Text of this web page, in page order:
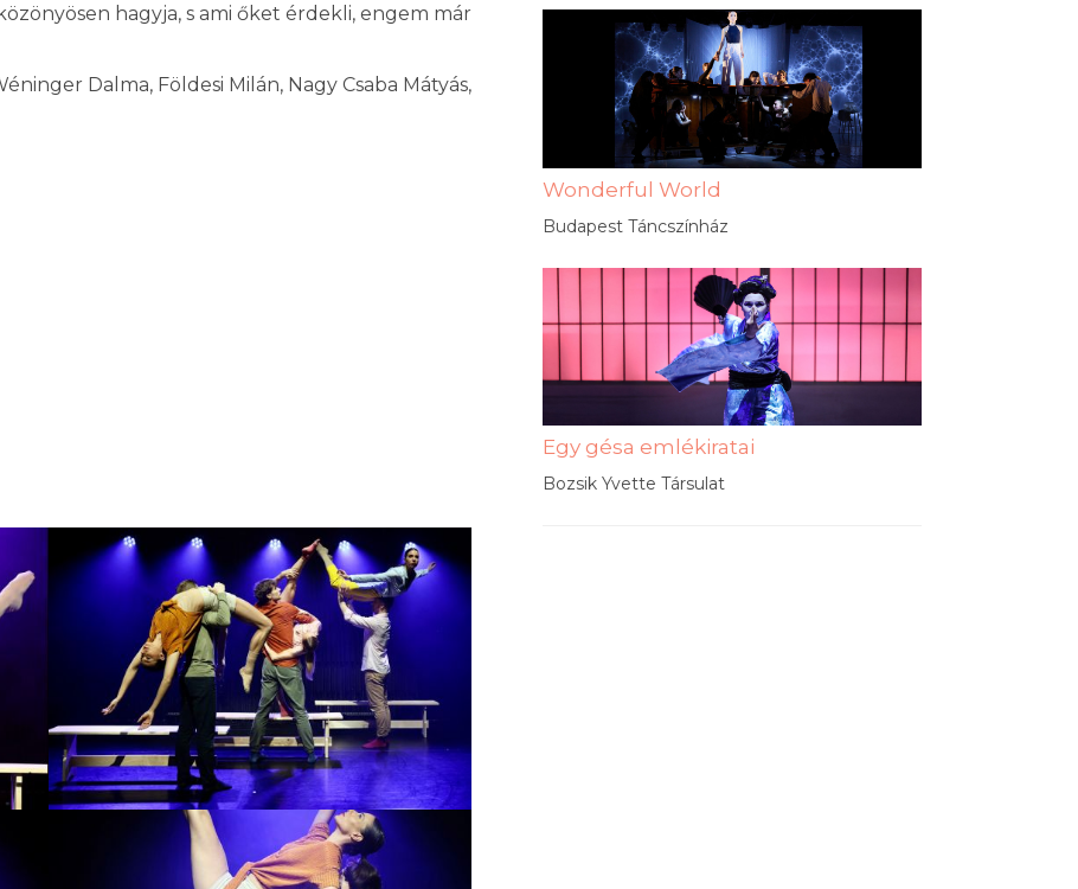
hagyja, s ami őket érdekli, engem már
Dalma, Földesi Milán, Nagy Csaba Mátyás,
Wonderful World
Budapest Táncszínház
Egy gésa emlékiratai
Bozsik Yvette Társulat